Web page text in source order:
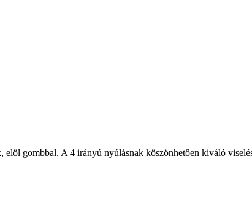
gombbal. A 4 irányú nyúlásnak köszönhetően kiváló